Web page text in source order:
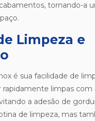
tornando-a
Limpeza e
é sua facilidade de
rapidamente limpas com
a adesão de
de limpeza, mas